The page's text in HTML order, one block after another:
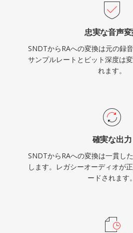
トは、後のHLSやDASHなどの
た永続的な技術的貢献です。
取って代わられましたが、初
らの膨大なRAコンテンツアー
現在のデバイスでの再生には
忠実な音声
SNDTからRAへの変換は元の録
サンプルレートとビット深度は
れます。
確実な出力
SNDTからRAへの変換は一貫し
します。レガシーオーディオが
ードされます。